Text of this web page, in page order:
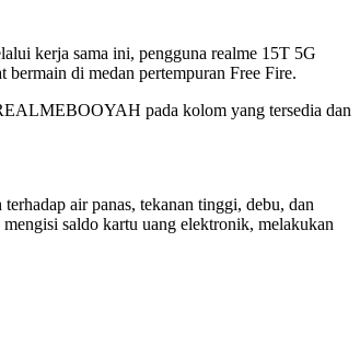
kerja sama ini, pengguna realme 15T 5G
bermain di medan pertempuran Free Fire.
pada kolom yang tersedia dan
air panas, tekanan tinggi, debu, dan
saldo kartu uang elektronik, melakukan